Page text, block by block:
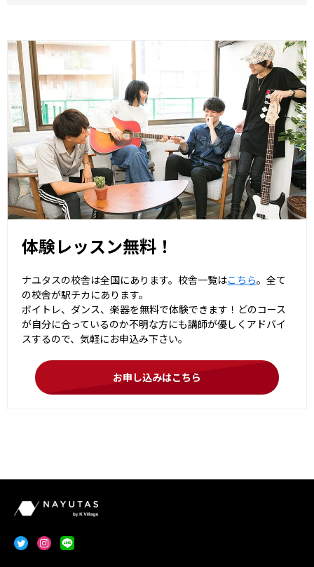
体験レッスン無料！
ナユタスの校舎は全国にあります。校舎一覧はこちら。全て
の校舎が駅チカにあります。
ボイトレ、ダンス、楽器を無料で体験できます！どのコース
が自分に合っているのか不明な方にも講師が優しくアドバイ
スするので、気軽にお申込み下さい。
お申し込みはこちら